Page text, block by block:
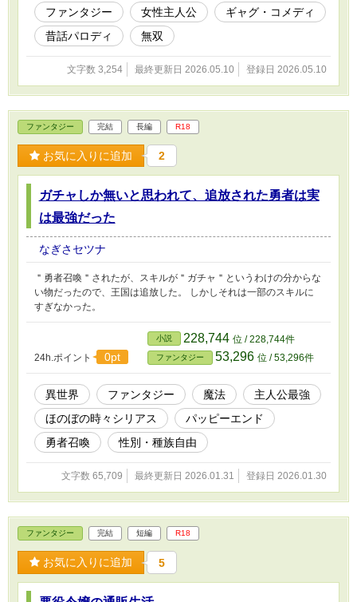
ファンタジー 女性主人公
ギャグ・コメディ
昔話パロディ
無双
文字数 3,254 最終更新日 2026.05.10 登録日 2026.05.10
ファンタジー 完結 長編 R18
お気に入りに追加 2
ガチャしか無いと思われて、追放された勇者は実
は最強だった
なぎさセツナ
＂勇者召喚＂されたが、スキルが＂ガチャ＂というわけの分からな
い物だったので、王国は追放した。 しかしそれは一部のスキルに
すぎなかった。
24h.ポイント 0pt
小説 228,744 位 / 228,744件
ファンタジー 53,296 位 / 53,296件
異世界 ファンタジー 魔法
主人公最強
ほのぼの時々シリアス
パッピーエンド
勇者召喚
性別・種族自由
文字数 65,709 最終更新日 2026.01.31 登録日 2026.01.30
ファンタジー 完結 短編 R18
お気に入りに追加 5